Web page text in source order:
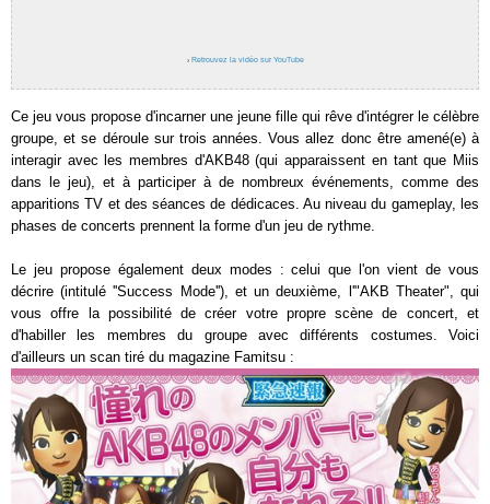
› Retrouvez la vidéo sur YouTube
Ce jeu vous propose d'incarner une jeune fille qui rêve d'intégrer le célèbre
groupe, et se déroule sur trois années. Vous allez donc être amené(e) à
interagir avec les membres d'AKB48 (qui apparaissent en tant que Miis
dans le jeu), et à participer à de nombreux événements, comme des
apparitions TV et des séances de dédicaces. Au niveau du gameplay, les
phases de concerts prennent la forme d'un jeu de rythme.
Le jeu propose également deux modes : celui que l'on vient de vous
décrire (intitulé ''Success Mode''), et un deuxième, l'"AKB Theater", qui
vous offre la possibilité de créer votre propre scène de concert, et
d'habiller les membres du groupe avec différents costumes. Voici
d'ailleurs un scan tiré du magazine Famitsu :